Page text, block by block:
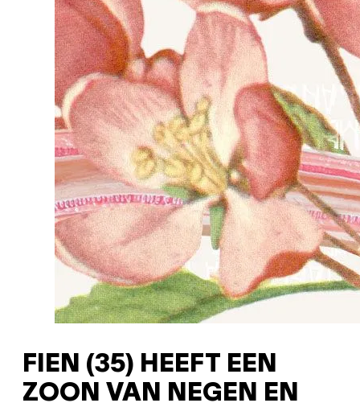
FIEN (35) HEEFT EEN
ZOON VAN NEGEN EN